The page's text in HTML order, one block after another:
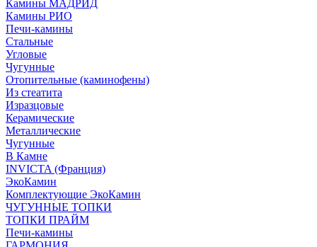
Камины МАДРИД
Камины РИО
Печи-камины
Стальные
Угловые
Чугунные
Отопительные (каминофены)
Из стеатита
Изразцовые
Керамические
Металлические
Чугунные
В Камне
INVICTA (Франция)
ЭкоКамин
Комплектующие ЭкоКамин
ЧУГУННЫЕ ТОПКИ
ТОПКИ ПРАЙМ
Печи-камины